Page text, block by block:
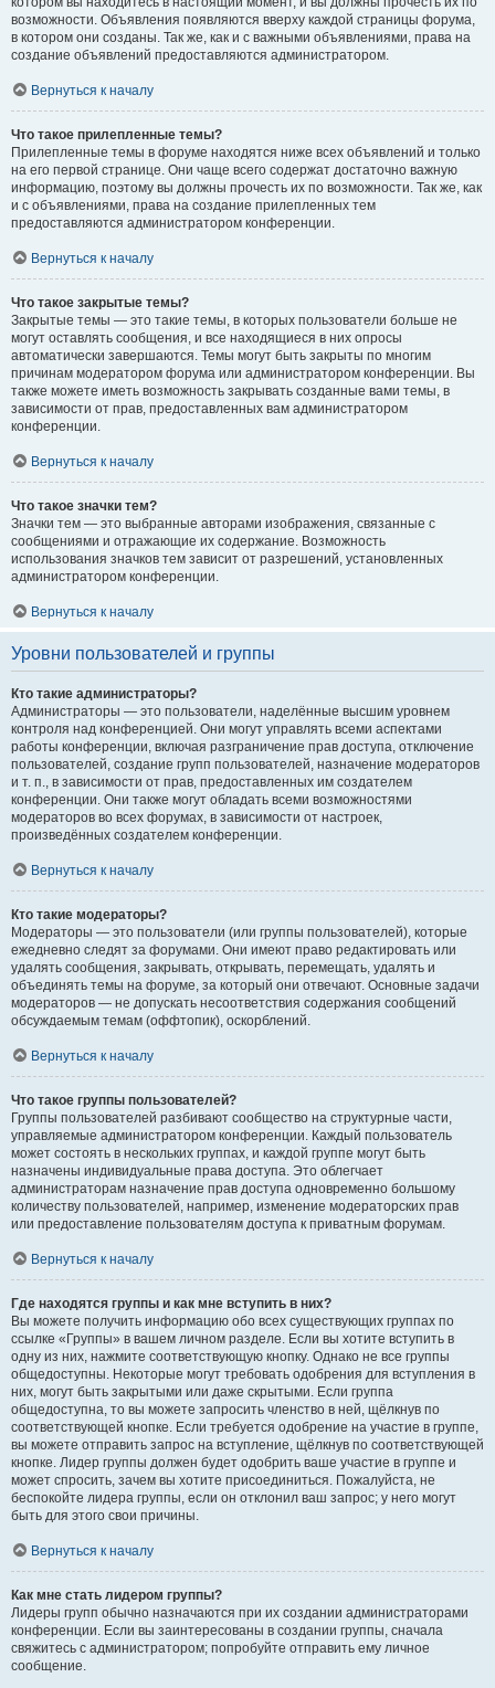
возможности. Объявления появляются вверху каждой страницы форума,
в котором они созданы. Так же, как и с важными объявлениями, права на
создание объявлений предоставляются администратором.
Вернуться к началу
Что такое прилепленные темы?
Прилепленные темы в форуме находятся ниже всех объявлений и только
на его первой странице. Они чаще всего содержат достаточно важную
информацию, поэтому вы должны прочесть их по возможности. Так же, как
и с объявлениями, права на создание прилепленных тем
предоставляются администратором конференции.
Вернуться к началу
Что такое закрытые темы?
Закрытые темы — это такие темы, в которых пользователи больше не
могут оставлять сообщения, и все находящиеся в них опросы
автоматически завершаются. Темы могут быть закрыты по многим
причинам модератором форума или администратором конференции. Вы
также можете иметь возможность закрывать созданные вами темы, в
зависимости от прав, предоставленных вам администратором
конференции.
Вернуться к началу
Что такое значки тем?
Значки тем — это выбранные авторами изображения, связанные с
сообщениями и отражающие их содержание. Возможность
использования значков тем зависит от разрешений, установленных
администратором конференции.
Вернуться к началу
Уровни пользователей и группы
Кто такие администраторы?
Администраторы — это пользователи, наделённые высшим уровнем
контроля над конференцией. Они могут управлять всеми аспектами
работы конференции, включая разграничение прав доступа, отключение
пользователей, создание групп пользователей, назначение модераторов
и т. п., в зависимости от прав, предоставленных им создателем
конференции. Они также могут обладать всеми возможностями
модераторов во всех форумах, в зависимости от настроек,
произведённых создателем конференции.
Вернуться к началу
Кто такие модераторы?
Модераторы — это пользователи (или группы пользователей), которые
ежедневно следят за форумами. Они имеют право редактировать или
удалять сообщения, закрывать, открывать, перемещать, удалять и
объединять темы на форуме, за который они отвечают. Основные задачи
модераторов — не допускать несоответствия содержания сообщений
обсуждаемым темам (оффтопик), оскорблений.
Вернуться к началу
Что такое группы пользователей?
Группы пользователей разбивают сообщество на структурные части,
управляемые администратором конференции. Каждый пользователь
может состоять в нескольких группах, и каждой группе могут быть
назначены индивидуальные права доступа. Это облегчает
администраторам назначение прав доступа одновременно большому
количеству пользователей, например, изменение модераторских прав
или предоставление пользователям доступа к приватным форумам.
Вернуться к началу
Где находятся группы и как мне вступить в них?
Вы можете получить информацию обо всех существующих группах по
ссылке «Группы» в вашем личном разделе. Если вы хотите вступить в
одну из них, нажмите соответствующую кнопку. Однако не все группы
общедоступны. Некоторые могут требовать одобрения для вступления в
них, могут быть закрытыми или даже скрытыми. Если группа
общедоступна, то вы можете запросить членство в ней, щёлкнув по
соответствующей кнопке. Если требуется одобрение на участие в группе,
вы можете отправить запрос на вступление, щёлкнув по соответствующей
кнопке. Лидер группы должен будет одобрить ваше участие в группе и
может спросить, зачем вы хотите присоединиться. Пожалуйста, не
беспокойте лидера группы, если он отклонил ваш запрос; у него могут
быть для этого свои причины.
Вернуться к началу
Как мне стать лидером группы?
Лидеры групп обычно назначаются при их создании администраторами
конференции. Если вы заинтересованы в создании группы, сначала
свяжитесь с администратором; попробуйте отправить ему личное
сообщение.